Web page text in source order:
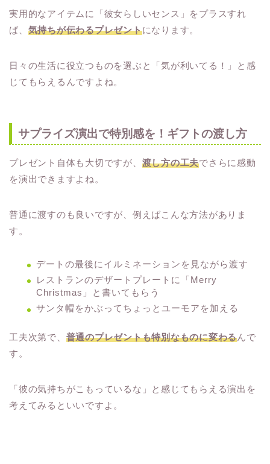
実用的なアイテムに「彼女らしいセンス」をプラスすれ
ば、 気持ちが伝わるプレゼントになります。
日々の生活に役立つものを選ぶと「気が利いてる！」と感
じてもらえるんですよね。
サプライズ演出で特別感を！ギフトの渡し方
プレゼント自体も大切ですが、 渡し方の工夫でさらに感動
を演出できますよね。
普通に渡すのも良いですが、例えばこんな方法がありま
す。
デートの最後にイルミネーションを見ながら渡す
レストランのデザートプレートに「Merry
Christmas」と書いてもらう
サンタ帽をかぶってちょっとユーモアを加える
工夫次第で、 普通のプレゼントも特別なものに変わるんで
す。
「彼の気持ちがこもっているな」と感じてもらえる演出を
考えてみるといいですよ。